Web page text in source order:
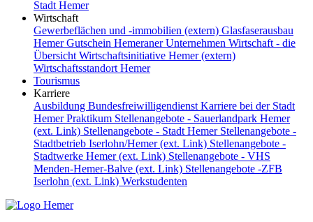
Stadt Hemer
Wirtschaft
Gewerbeflächen und -immobilien (extern) Glasfaserausbau
Hemer Gutschein Hemeraner Unternehmen Wirtschaft - die
Übersicht Wirtschaftsinitiative Hemer (extern)
Wirtschaftsstandort Hemer
Tourismus
Karriere
Ausbildung Bundesfreiwilligendienst Karriere bei der Stadt
HemerPraktikum Stellenangebote - Sauerlandpark Hemer
(ext. Link) Stellenangebote - Stadt Hemer Stellenangebote -
Stadtbetrieb Iserlohn/Hemer (ext. Link) Stellenangebote -
Stadtwerke Hemer (ext. Link) Stellenangebote - VHS
Menden-Hemer-Balve (ext. Link) Stellenangebote -ZFB
Iserlohn (ext. Link) Werkstudenten